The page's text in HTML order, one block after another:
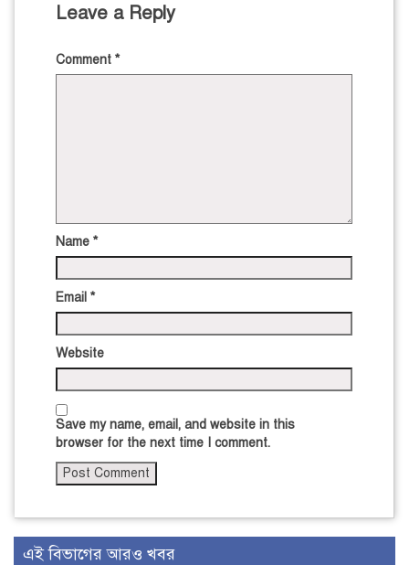
Leave a Reply
Comment *
Name *
Email *
Website
Save my name, email, and website in this
browser for the next time I comment.
এই বিভাগের আরও খবর